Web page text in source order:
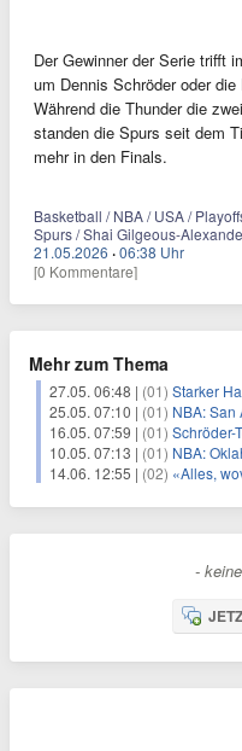
Der Gewinner der Serie trifft
um Dennis Schröder oder
Während die Thunder die
standen die Spurs seit dem
mehr in den Finals.
Basketball / NBA / USA /
Spurs / Shai Gilgeous-
21.05.2026 ·06:38 Uhr
[0 Kommentare]
Mehr zum Thema
27.05. 06:48 | (01) Starker
25.05. 07:10 | (01) NBA: San
16.05. 07:59 | (01) Schröder-
10.05. 07:13 | (01) NBA:
14.06. 12:55 | (02) «Alles,
-